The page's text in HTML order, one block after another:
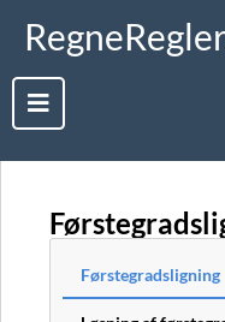
Førstegradsligning